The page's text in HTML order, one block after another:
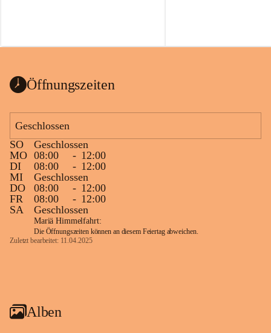
Öffnungszeiten
Geschlossen
SO
Geschlossen
MO 08:00 - 12:00
DI
08:00 - 12:00
MI
Geschlossen
DO
08:00 - 12:00
FR
08:00 - 12:00
SA
Geschlossen
Mariä Himmelfahrt:
Die Öffnungszeiten können an diesem Feiertag abweichen.
Zuletzt bearbeitet: 11.04.2025
Alben